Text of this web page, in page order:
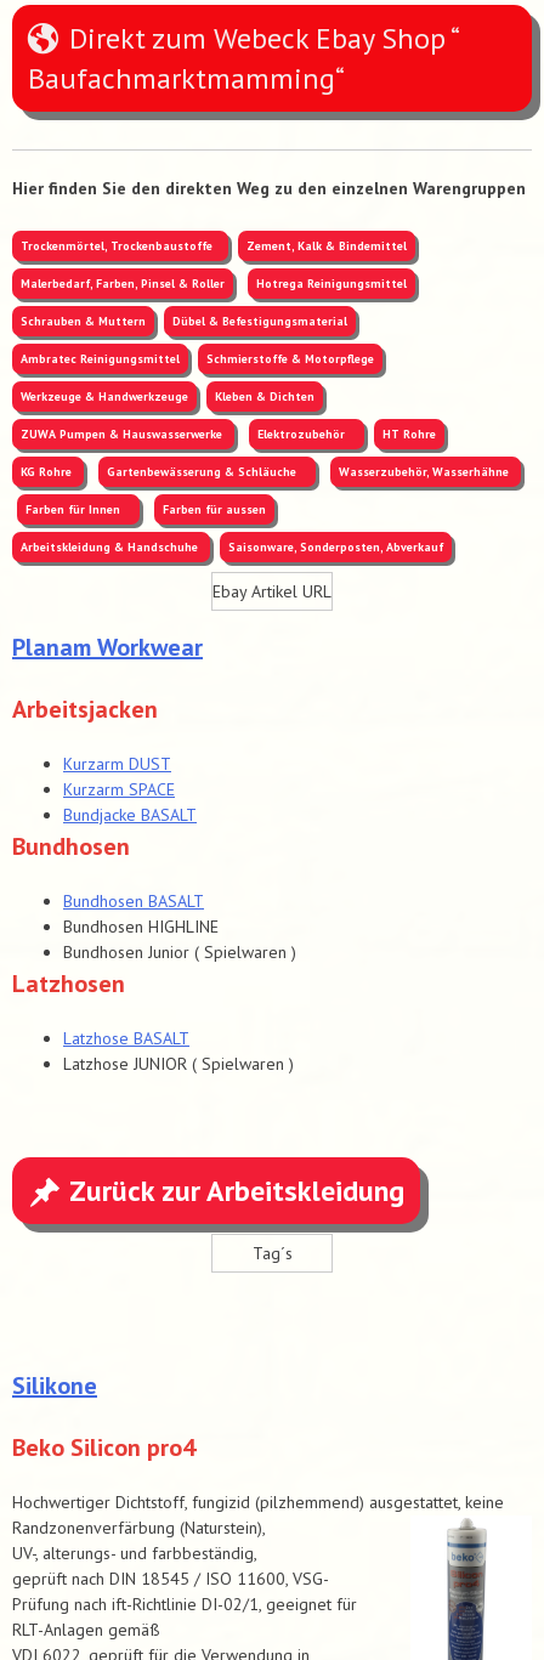
Direkt zum Webeck Ebay Shop “
Baufachmarktmamming“
Hier finden Sie den direkten Weg zu den einzelnen Warengruppen
Trockenmörtel, Trockenbaustoffe Zement, Kalk & Bindemittel
Malerbedarf, Farben, Pinsel & Roller Hotrega Reinigungsmittel
Schrauben & Muttern Dübel & Befestigungsmaterial
Ambratec Reinigungsmittel Schmierstoffe & Motorpflege
Werkzeuge & Handwerkzeuge Kleben & Dichten
ZUWA Pumpen & Hauswasserwerke Elektrozubehör HT Rohre
KG Rohre Gartenbewässerung & Schläuche Wasserzubehör, Wasserhähne
Farben für Innen Farben für aussen
Arbeitskleidung & Handschuhe Saisonware, Sonderposten, Abverkauf
Ebay Artikel URL
Planam Workwear
Arbeitsjacken
Kurzarm DUST
Kurzarm SPACE
Bundjacke BASALT
Bundhosen
Bundhosen BASALT
Bundhosen HIGHLINE
Bundhosen Junior ( Spielwaren )
Latzhosen
Latzhose BASALT
Latzhose JUNIOR ( Spielwaren )
Zurück zur Arbeitskleidung
Tag´s
Silikone
Beko Silicon pro4
Hochwertiger Dichtstoff, fungizid (pilzhemmend) ausgestattet, keine
Randzonenverfärbung (Naturstein),
UV-, alterungs- und farbbeständig,
geprüft nach DIN 18545 / ISO 11600, VSG-
Prüfung nach ift-Richtlinie DI-02/1, geeignet für
RLT-Anlagen gemäß
VDI 6022, geprüft für die Verwendung in